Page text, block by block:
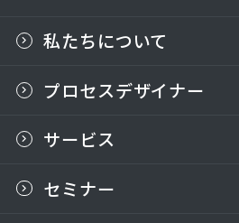
私たちについて
プロセスデザイナー
サービス
セミナー